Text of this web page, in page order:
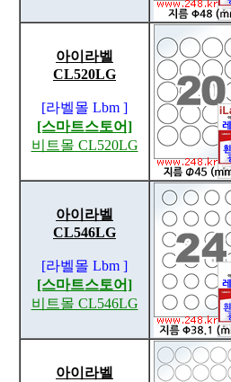
아이라벨
CL520LG
[라벨몰 Lbm ]
[스마트스토어]
비트몰 CL520LG
아이라벨
CL546LG
[라벨몰 Lbm ]
[스마트스토어]
비트몰 CL546LG
아이라벨